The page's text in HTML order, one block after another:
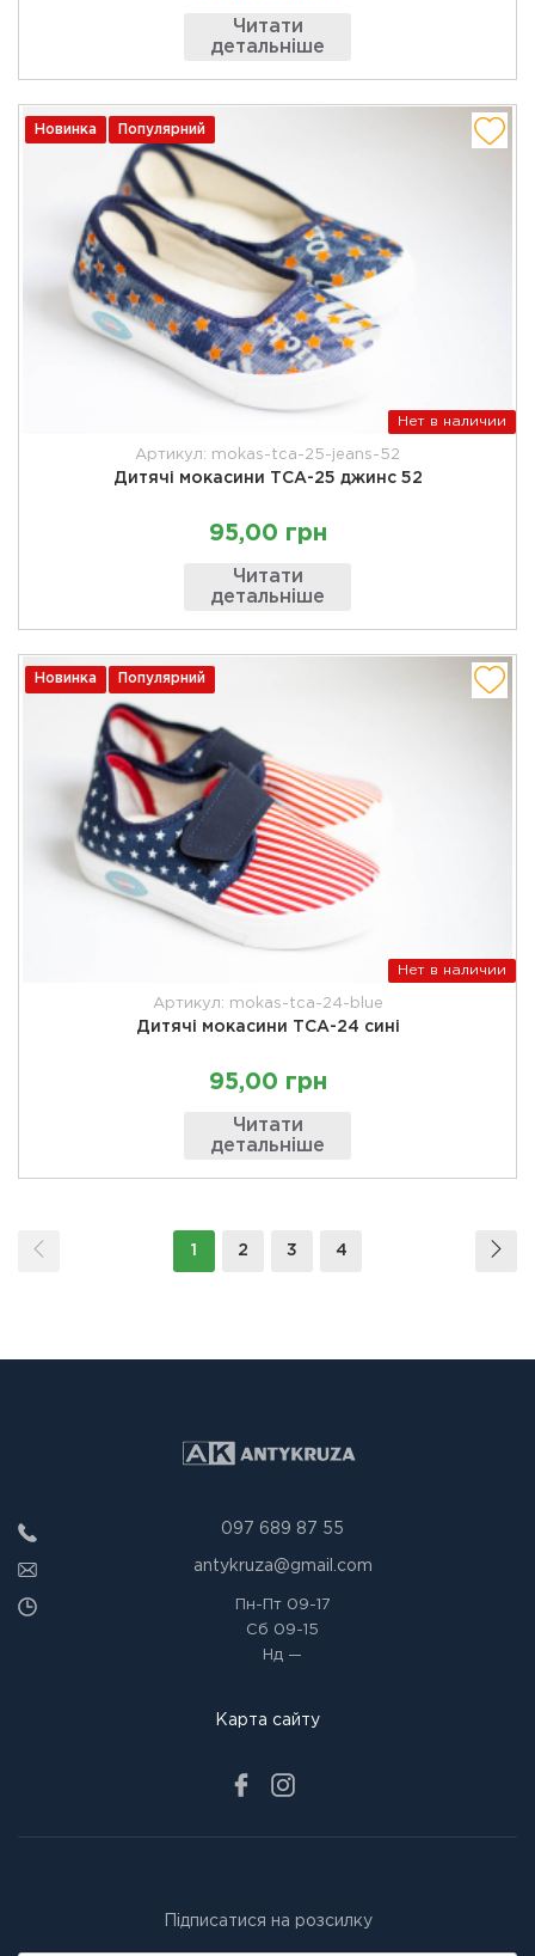
Читати
детальніше
Новинка Популярний
Нет в наличии
Артикул: mokas-tca-25-jeans-52
Дитячі мокасини ТСА-25 джинс 52
95,00 грн
Читати
детальніше
Новинка Популярний
Нет в наличии
Артикул: mokas-tca-24-blue
Дитячі мокасини ТСА-24 сині
95,00 грн
Читати
детальніше
1 2 3 4
097 689 87 55
antykruza@gmail.com
Пн-Пт09-17
Сб 09-15
Нд —
Карта сайту
Підписатися на розсилку